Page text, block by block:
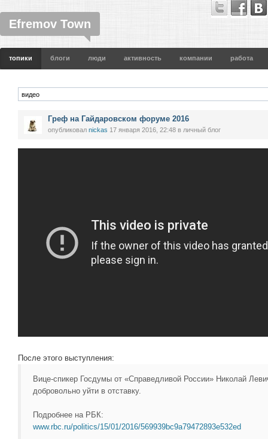
Efremov Town
топики блоги люди активность компании работа
Греф на Гайдаровском форуме 2016
опубликовал nickas 17 января 2016, 22:48 в личный блог
После этого выступления:
Вице-спикер Госдумы от «Справедливой России» Николай
добровольно уйти в отставку.
Подробнее на РБК:
www.rbc.ru/politics/15/01/2016/569939bc9a79472893e532ed